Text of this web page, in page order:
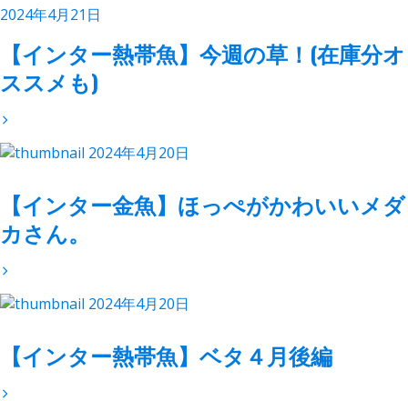
2024年4月21日
【インター熱帯魚】今週の草！(在庫分オ
ススメも)
2024年4月20日
【インター金魚】ほっぺがかわいいメダ
カさん。
2024年4月20日
【インター熱帯魚】ベタ４月後編